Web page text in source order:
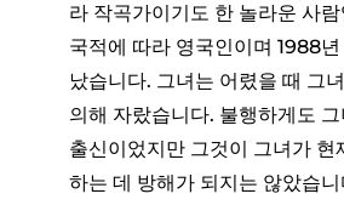
라 작곡가이기도 한 놀라운 사
국적에 따라 영국인이며 1988
났습니다. 그녀는 어렸을 때 그
의해 자랐습니다. 불행하게도
출신이었지만 그것이 그녀가 현
하는 데 방해가 되지는 않았습니